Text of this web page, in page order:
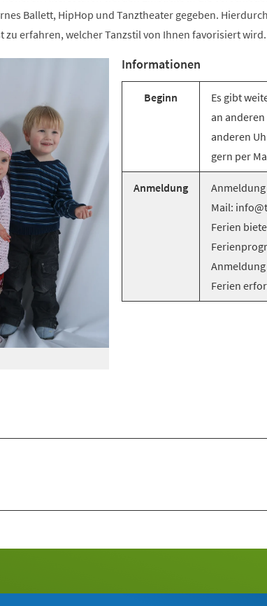
Ballett, HipHop und Tanztheater gegeben.
zu erfahren, welcher Tanzstil von Ihnen favorisiert wird.
Informationen
Beginn
Es gibt
an anderen
anderen
gern per
Anmeldung
Mail:
Ferien
Ferien